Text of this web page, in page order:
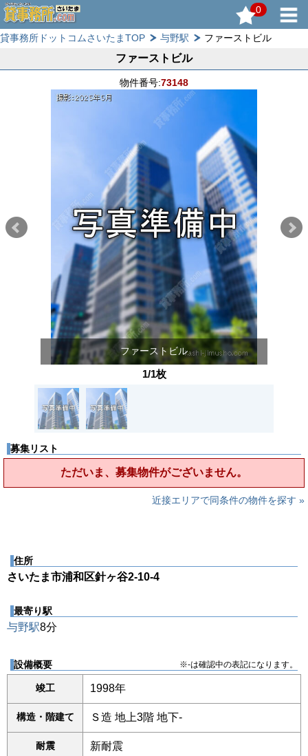
0
貸事務所ドットコムさいたまTOP 与野駅 ファーストビル
ファーストビル
物件番号:73148
ファーストビル
1/1枚
募集リスト
ただいま、募集物件がございません。
近接エリアで同条件の物件を探す »
住所
さいたま市浦和区針ヶ谷2-10-4
最寄り駅
与野駅8分
設備概要 ※-は確認中の表記になります。
竣工 1998年
構造・階建て Ｓ造 地上3階 地下-
耐震 新耐震